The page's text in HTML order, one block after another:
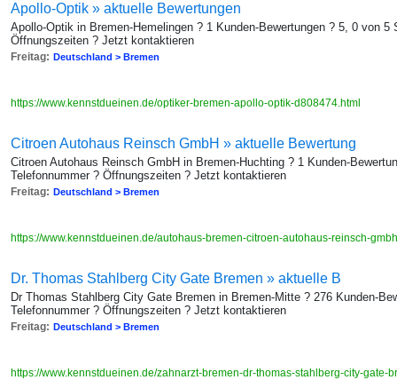
Apollo-Optik » aktuelle Bewertungen
Apollo-Optik in Bremen-Hemelingen ? 1 Kunden-Bewertungen ? 5, 0 von 5
Öffnungszeiten ? Jetzt kontaktieren
Freitag: Deutschland > Bremen
https://www.kennstdueinen.de/optiker-bremen-apollo-optik-d808474.html
Citroen Autohaus Reinsch GmbH » aktuelle Bewertung
Citroen Autohaus Reinsch GmbH in Bremen-Huchting ? 1 Kunden-
Telefonnummer ? Öffnungszeiten ? Jetzt kontaktieren
Freitag: Deutschland > Bremen
https://www.kennstdueinen.de/autohaus-bremen-citroen-autohaus-reinsch-
Dr. Thomas Stahlberg City Gate Bremen » aktuelle B
Dr Thomas Stahlberg City Gate Bremen in Bremen-Mitte ? 276 Kunden-
Telefonnummer ? Öffnungszeiten ? Jetzt kontaktieren
Freitag: Deutschland > Bremen
https://www.kennstdueinen.de/zahnarzt-bremen-dr-thomas-stahlberg-city-gate-